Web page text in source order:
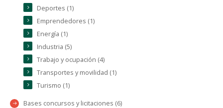
Deportes (1)
Emprendedores (1)
Energía (1)
Industria (5)
Trabajo y ocupación (4)
Transportes y movilidad (1)
Turismo (1)
Bases concursos y licitaciones (6)